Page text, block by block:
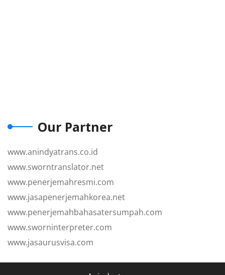
Our Partner
www.anindyatrans.co.id
www.sworntranslator.net
www.penerjemahresmi.com
www.jasapenerjemahkorea.net
www.penerjemahbahasatersumpah.com
www.sworninterpreter.com
www.jasaurusvisa.com